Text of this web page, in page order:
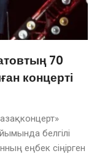
70
концерті
белгілі
еңбек сіңірген